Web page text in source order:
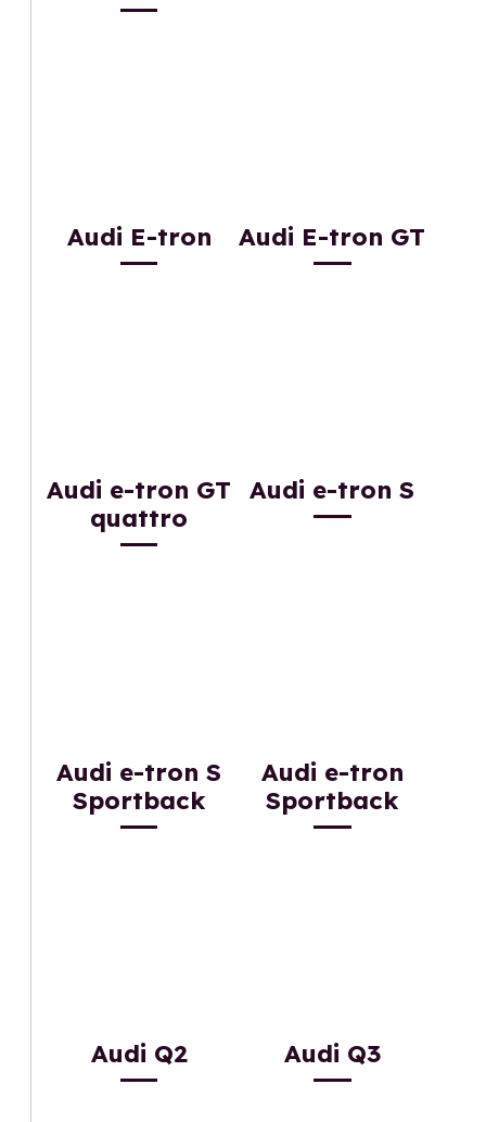
Audi E-tron Audi E-tron GT
Audi e-tron GT
quattro
Audi e-tron S
Audi e-tron S
Sportback
Audi e-tron
Sportback
Audi Q2 Audi Q3